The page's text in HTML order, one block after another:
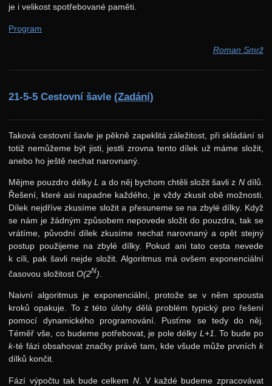
je i velikost spotřebované paměti.
Program
Roman Smrž
21-5-5 Cestovní šavle(Zadání)
Taková cestovní šavle je pěkně zapeklitá záležitost, při skládání si
totiž nemůžeme být jisti, jestli zrovna tento dílek už máme složit,
anebo ho ještě nechat narovnaný.
Mějme pouzdro délky L a do něj bychom chtěli složit šavli z Ndílů.
Řešení, které asi napadne každého, je vždy zkusit obě možnosti.
Dílek nejdříve zkusíme složit a přesuneme se na zbylé dílky. Když
se nám je žádným způsobem nepovede složit do pouzdra, tak se
vrátíme, původní dílek zkusíme nechat narovnaný a opět stejný
postup použijeme na zbylé dílky. Pokud ani tato cesta nevede
k cíli, pak šavli nejde složit. Algoritmus má ovšem exponenciální
časovou složitostO(2N)
Naivní algoritmus je exponenciální, protože se v něm spousta
kroků opakuje. To z této úlohy dělá problém typický pro řešení
pomocí dynamického programování. Pusťme se tedy do něj.
Téměř vše, co budeme potřebovat, je pole délky L+1. To bude po
k-té fázi obsahovat značky právě tam, kde všude může prvních k
dílků končit.
Fází výpočtu tak bude celkem N. V každé budeme zpracovávat